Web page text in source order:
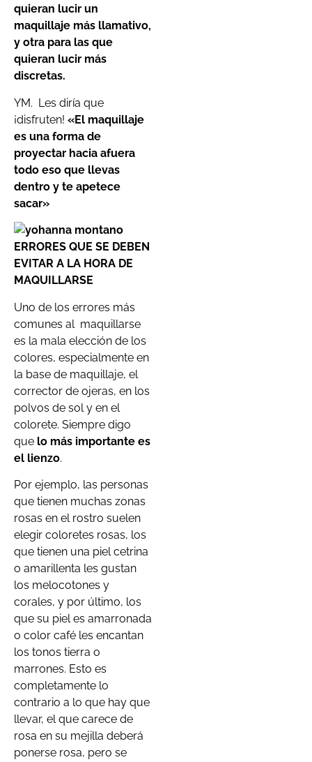
quieran lucir un
maquillaje más llamativo,
y otra para las que
quieran lucir más
discretas.
YM. Les diría que
¡disfruten! «El maquillaje
es una forma de
proyectar hacia afuera
todo eso que llevas
dentro y te apetece
sacar»
ERRORES QUE SE DEBEN
EVITAR A LA HORA DE
MAQUILLARSE
Uno de los errores más
comunes al maquillarse
es la mala elección de los
colores, especialmente en
la base de maquillaje, el
corrector de ojeras, en los
polvos de sol y en el
colorete. Siempre digo
que lo más importante es
el lienzo.
Por ejemplo, las personas
que tienen muchas zonas
rosas en el rostro suelen
elegir coloretes rosas, los
que tienen una piel cetrina
o amarillenta les gustan
los melocotones y
corales, y por último, los
que su piel es amarronada
o color café les encantan
los tonos tierra o
marrones. Esto es
completamente lo
contrario a lo que hay que
llevar, el que carece de
rosa en su mejilla deberá
ponerse rosa, pero se